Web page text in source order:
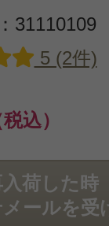
31110109
5 (2件)
込）
入荷した時
ールを受